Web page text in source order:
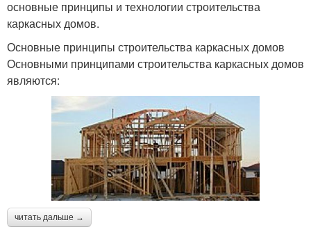
основные принципы и технологии строительства
каркасных домов.
Основные принципы строительства каркасных домов
Основными принципами строительства каркасных домов
являются:
читать дальше →